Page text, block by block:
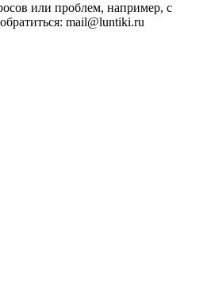
или проблем, например, с
mail@luntiki.ru